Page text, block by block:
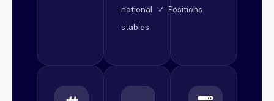
national ✓ Positions
stables